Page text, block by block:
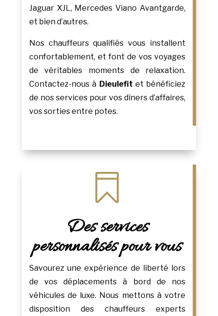
Jaguar XJL, Mercedes Viano Avantgarde,
et bien d’autres.
Nos chauffeurs qualifiés vous installent
confortablement, et font de vos voyages
de véritables moments de relaxation.
Contactez-nous à Dieulefit et bénéficiez
de nos services pour vos dîners d’affaires,
vos sorties entre potes.

Des services
personnalisés pour vous
Savourez une expérience de liberté lors
de vos déplacements à bord de nos
véhicules de luxe. Nous mettons à votre
disposition des chauffeurs experts